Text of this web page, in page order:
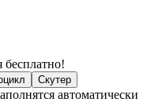
бесплатно!
Скутер
автоматически